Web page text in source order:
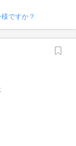
ですか？